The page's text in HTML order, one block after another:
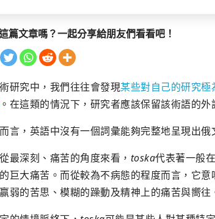
篇文章嗎？一起分享給朋友們看看吧！
研究中，我們往往會發現某些對自己的研究
。在這類的情況下，研究者應該保留該術語的外
言，英語中沒有一個詞彙能夠完整地呈現出俄
最深刻、痛苦的角度來看， toska代表著一般
巨大痛苦。而從較為不病態的程度而言，它
弱的苦思、模糊的躁動及精神上的痛苦與嚮往